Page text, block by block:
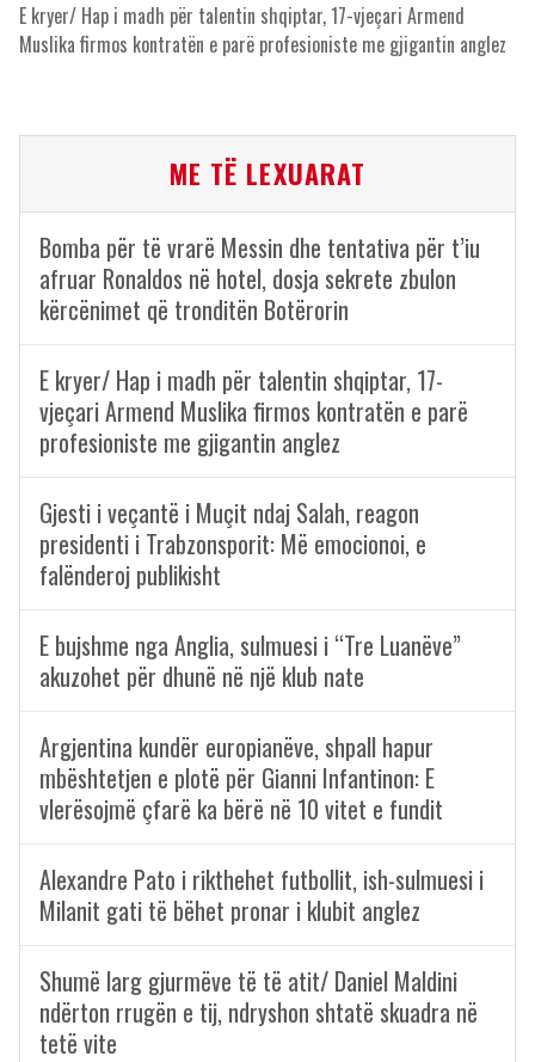
E kryer/ Hap i madh për talentin shqiptar, 17-vjeçari Armend
Muslika firmos kontratën e parë profesioniste me gjigantin anglez
ME TË LEXUARAT
Bomba për të vrarë Messin dhe tentativa për t’iu
afruar Ronaldos në hotel, dosja sekrete zbulon
kërcënimet që tronditën Botërorin
E kryer/ Hap i madh për talentin shqiptar, 17-
vjeçari Armend Muslika firmos kontratën e parë
profesioniste me gjigantin anglez
Gjesti i veçantë i Muçit ndaj Salah, reagon
presidenti i Trabzonsporit: Më emocionoi, e
falënderoj publikisht
E bujshme nga Anglia, sulmuesi i “Tre Luanëve”
akuzohet për dhunë në një klub nate
Argjentina kundër europianëve, shpall hapur
mbështetjen e plotë për Gianni Infantinon: E
vlerësojmë çfarë ka bërë në 10 vitet e fundit
Alexandre Pato i rikthehet futbollit, ish-sulmuesi i
Milanit gati të bëhet pronar i klubit anglez
Shumë larg gjurmëve të të atit/ Daniel Maldini
ndërton rrugën e tij, ndryshon shtatë skuadra në
tetë vite